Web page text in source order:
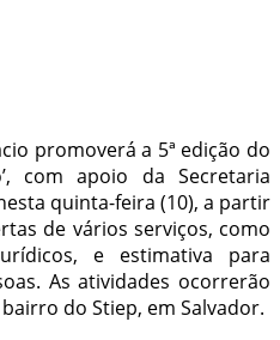
promoverá a 5ª edição do
com apoio da Secretaria
quinta-feira (10), a partir
de vários serviços, como
e estimativa para
As atividades ocorrerão
do Stiep, em Salvador.